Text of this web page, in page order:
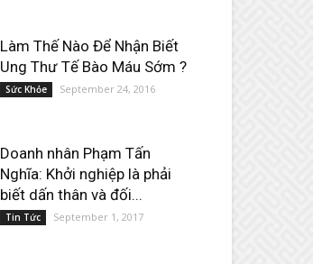
Làm Thế Nào Để Nhận Biết
Ung Thư Tế Bào Máu Sớm ?
Sức Khỏe September 24, 2016
Doanh nhân Phạm Tấn
Nghĩa: Khởi nghiệp là phải
biết dấn thân và đối...
Tin Tức September 1, 2017